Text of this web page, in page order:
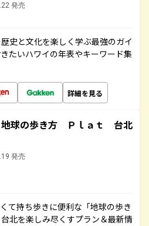
発売
史と文化を楽しく学ぶ最強のガイ
たいハワイの年表やキーワード集
詳細を見る
球の歩き方 Ｐｌａｔ 台北
発売
て持ち歩きに便利な「地球の歩き
北を楽しみ尽くすプラン＆最新情